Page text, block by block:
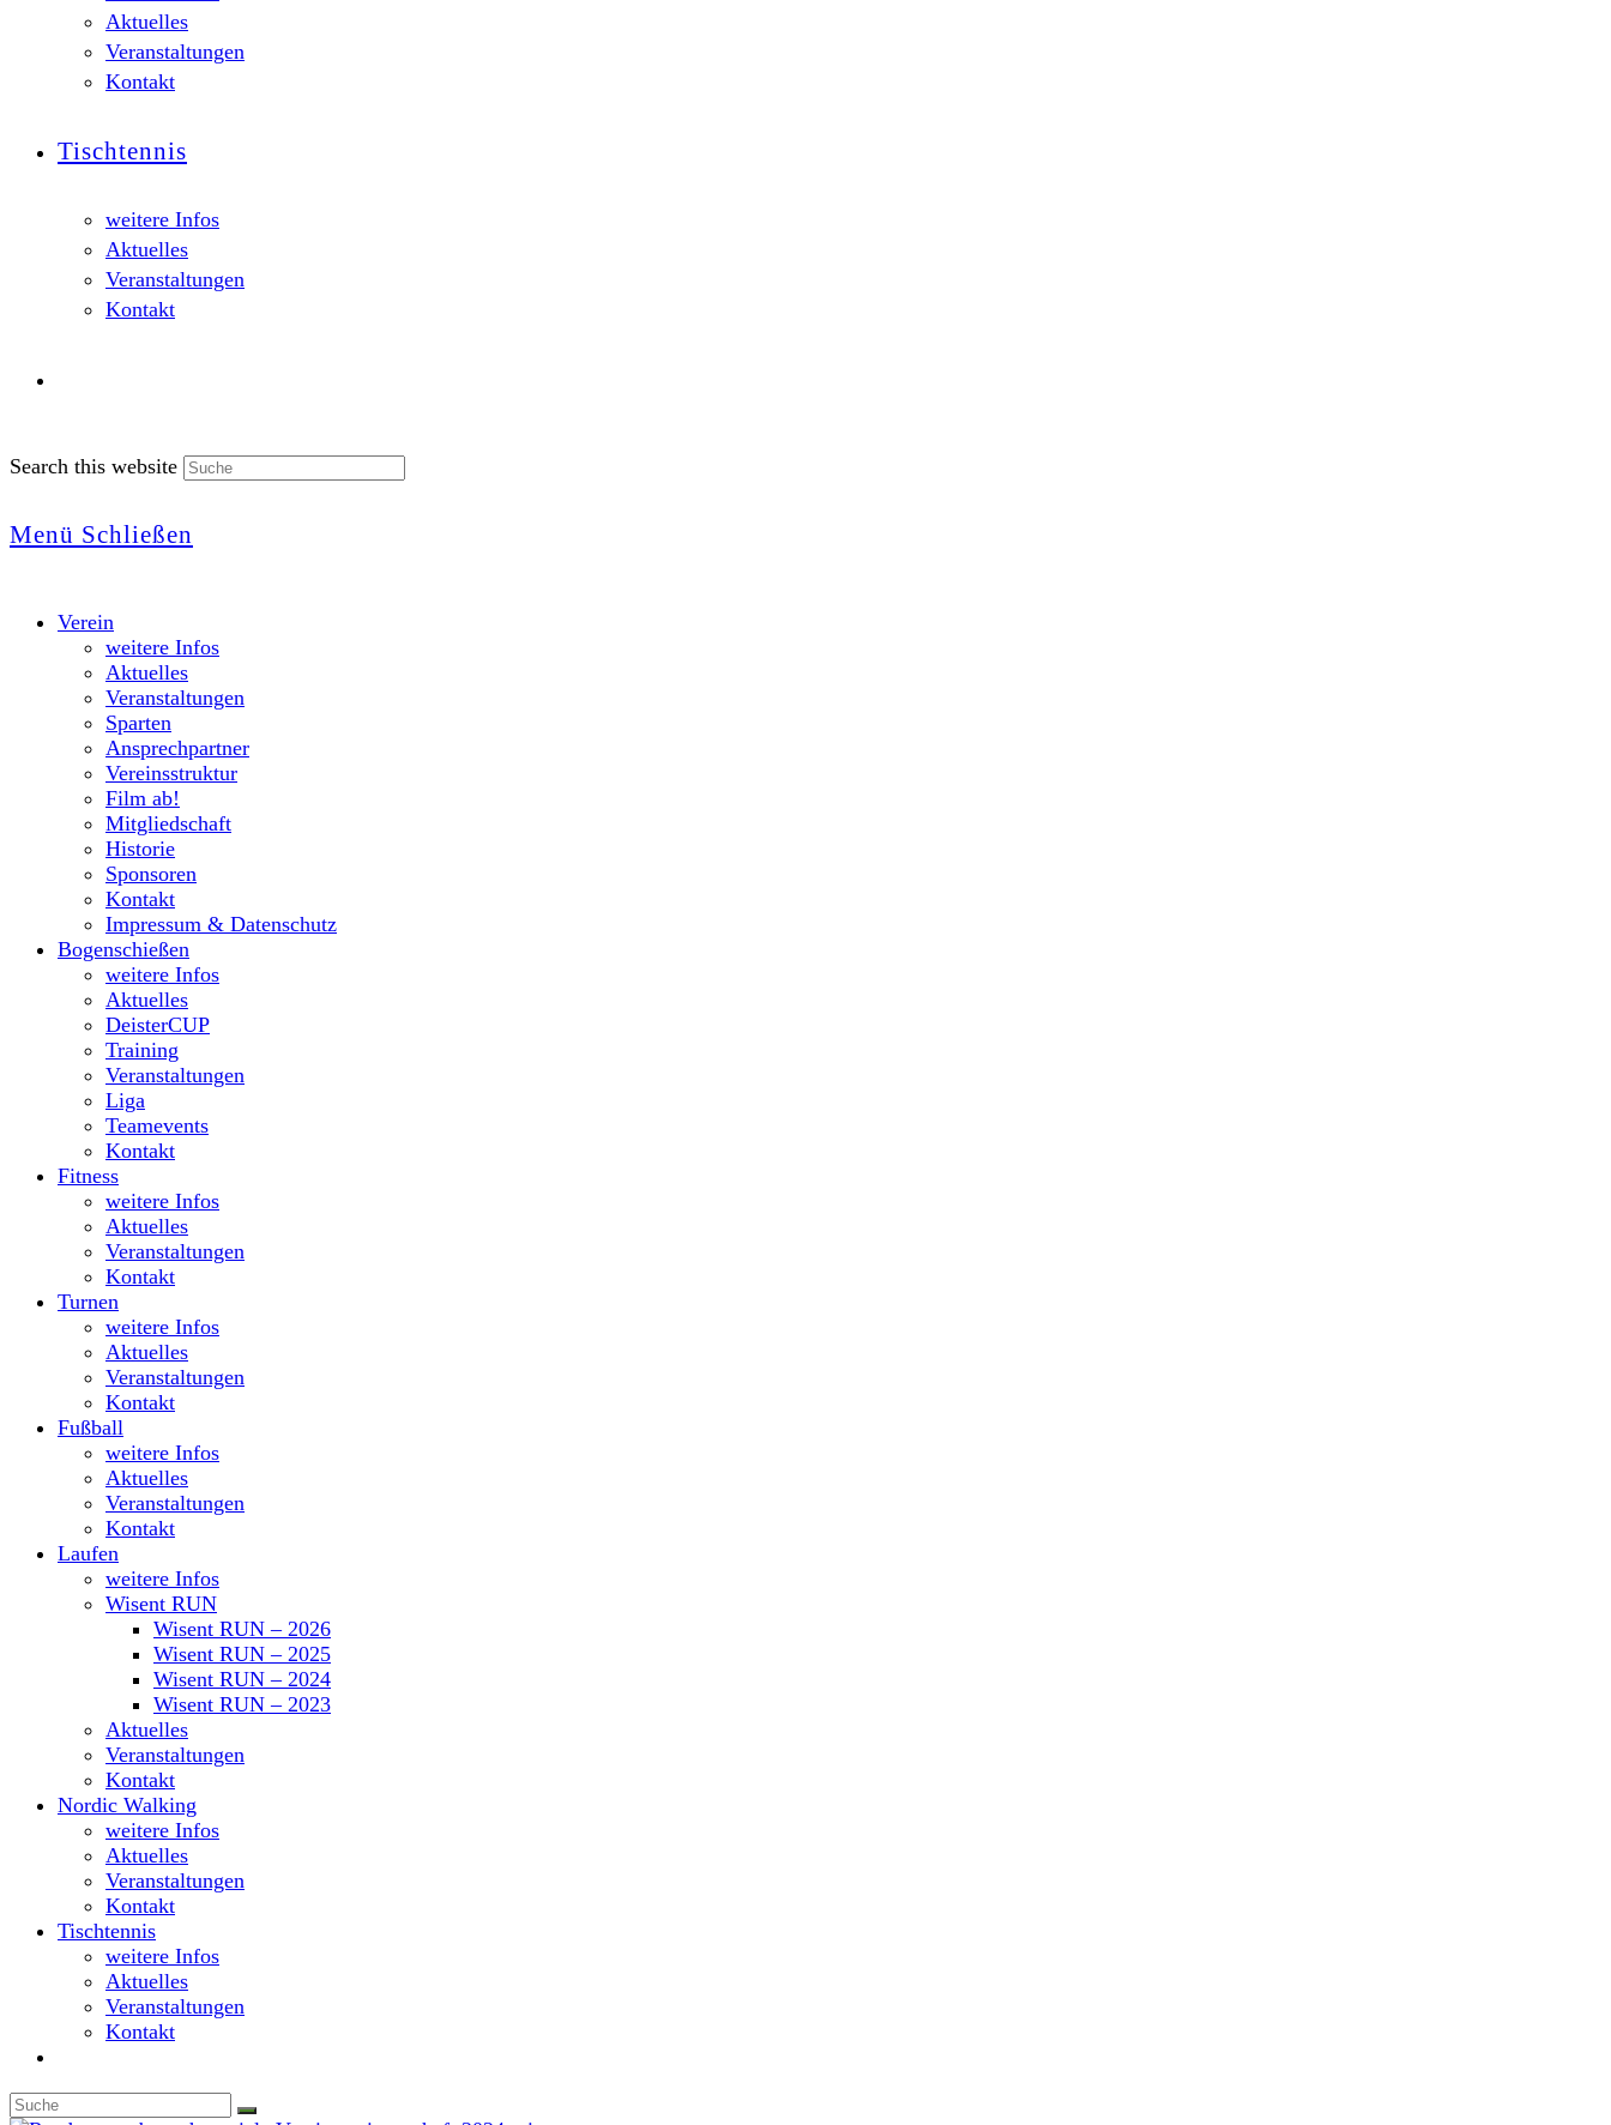
Aktuelles
Veranstaltungen
Kontakt
Tischtennis
weitere Infos
Aktuelles
Veranstaltungen
Kontakt
Search this website
Menü Schließen
Verein
weitere Infos
Aktuelles
Veranstaltungen
Sparten
Ansprechpartner
Vereinsstruktur
Film ab!
Mitgliedschaft
Historie
Sponsoren
Kontakt
Impressum & Datenschutz
Bogenschießen
weitere Infos
Aktuelles
DeisterCUP
Training
Veranstaltungen
Liga
Teamevents
Kontakt
Fitness
weitere Infos
Aktuelles
Veranstaltungen
Kontakt
Turnen
weitere Infos
Aktuelles
Veranstaltungen
Kontakt
Fußball
weitere Infos
Aktuelles
Veranstaltungen
Kontakt
Laufen
weitere Infos
Wisent RUN
Wisent RUN – 2026
Wisent RUN – 2025
Wisent RUN – 2024
Wisent RUN – 2023
Aktuelles
Veranstaltungen
Kontakt
Nordic Walking
weitere Infos
Aktuelles
Veranstaltungen
Kontakt
Tischtennis
weitere Infos
Aktuelles
Veranstaltungen
Kontakt